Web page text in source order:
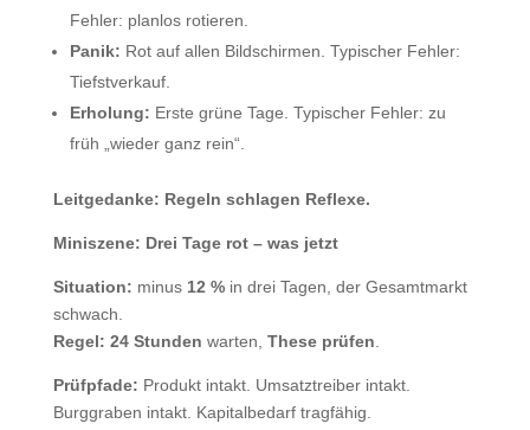
Fehler: planlos rotieren.
Panik: Rot auf allen Bildschirmen. Typischer Fehler:
Tiefstverkauf.
Erholung: Erste grüne Tage. Typischer Fehler: zu
früh „wieder ganz rein“.
Leitgedanke: Regeln schlagen Reflexe.
Miniszene: Drei Tage rot – was jetzt
Situation: minus 12 %in drei Tagen, der Gesamtmarkt
schwach.
Regel: 24 Stunden warten, These prüfen
Prüfpfade: Produkt intakt. Umsatztreiber intakt.
Burggraben intakt. Kapitalbedarf tragfähig.